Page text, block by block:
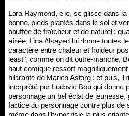
Lara Raymond, elle, se glisse dans la
bonne, pieds plantés dans le sol et
bouffée de fraîcheur et de naturel ;
aînée, Lina Alsayed lui donne toutes
caractère entre chaleur et froideur
least", comme on dit outre-manche,
haut comique ressort magnifiquement
hilarante de Marion Astorg : et puis,
interprété par Ludovic Bou qui donne
personnage un bel éclat de jeunesse,
factice du personnage contre plus de